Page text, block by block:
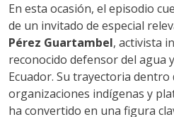
En esta ocasión, el episodio
de un invitado de especial
Pérez Guartambel, activista
reconocido defensor del agua
Ecuador. Su trayectoria
organizaciones indígenas y
ha convertido en una figura